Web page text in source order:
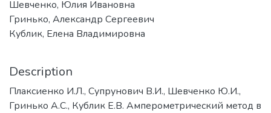
Шевченко, Юлия Ивановна
Гринько, Александр Сергеевич
Кублик, Елена Владимировна
Description
Плаксиенко И.Л., Супрунович В.И., Шевченко Ю.И.,
Гринько А.С., Кублик Е.В. Амперометрический метод в